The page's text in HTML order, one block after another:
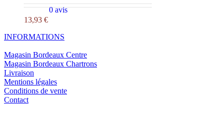
0 avis
13,93 €
INFORMATIONS
Magasin Bordeaux Centre
Magasin Bordeaux Chartrons
Livraison
Mentions légales
Conditions de vente
Contact